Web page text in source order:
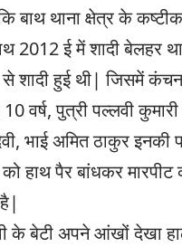
बाथ थाना क्षेत्र के
2012 ई में शादी बेलहर
शादी हुई थी| जिसमें
वर्ष, पुत्री पल्लवी
भाई अमित ठाकुर इनकी
हाथ पैर बांधकर
के बेटी अपने आंखों देखा